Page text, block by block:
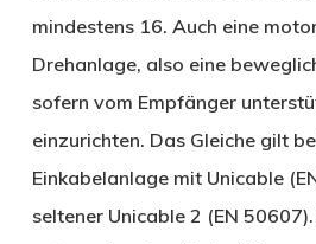
mindestens 16. Auch eine
Drehanlage, also eine
sofern vom Empfänger
einzurichten. Das Gleiche gilt
Einkabelanlage mit Unicable
seltener Unicable 2 (EN